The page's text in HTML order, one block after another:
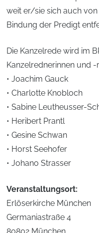
weit er/sie sich auch
Bindung der Predigt
Die Kanzelrede wird im
Kanzelrednerinnen und -
• Joachim Gauck
• Charlotte Knobloch
• Sabine Leutheusser-
• Heribert Prantl
• Gesine Schwan
• Horst Seehofer
• Johano Strasser
Veranstaltungsort:
Erlöserkirche München
Germaniastraße 4
80802 München